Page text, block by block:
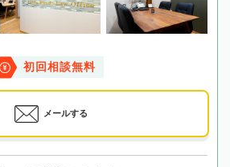
初回相談無料
メールする